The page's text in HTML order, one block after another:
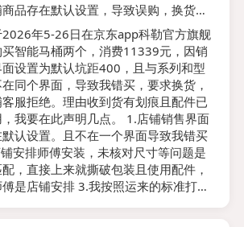
商品存在默认设置，导致误购，换货维
，京东迟迟未给答复
年5-26日在京东app科勒官方旗舰
买智能马桶两个，消费11339元，因销
设置为默认坑距400，且与系列和型
同个界面，导致我错买，要求换货，
客服拒绝。理由收到货有划痕且配件已
我要在此声明几点。 1.店铺销售界面
认设置。且不在一个界面导致我错买
安排师傅安装，未核对尺寸等问题是
，直接上来就撕破包装且使用配件，
是店铺安排 3.我按照运来的标准打